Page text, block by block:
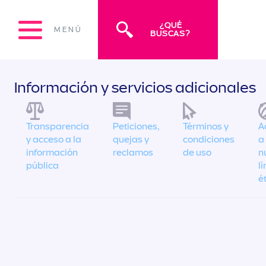
MENÚ
¿QUÉ
BUSCAS?
Información y servicios adicionales
Transparencia
y acceso a la
información
pública
Peticiones,
quejas y
reclamos
Términos y
condiciones
de uso
a